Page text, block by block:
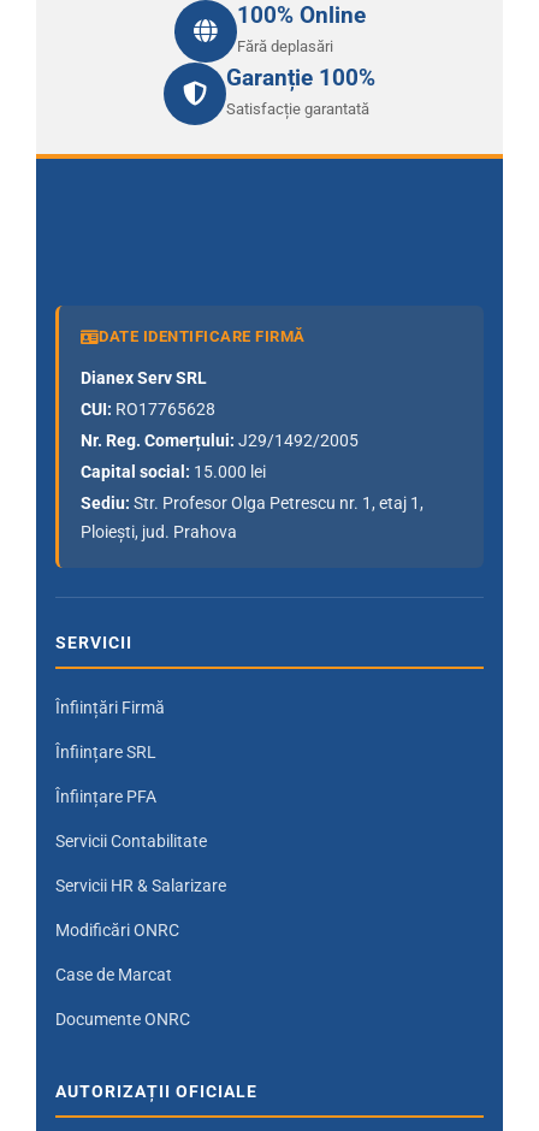
100% Online
Fără deplasări
Garanție 100%
Satisfacție garantată
DATE IDENTIFICARE FIRMĂ
Dianex Serv SRL
CUI: RO17765628
Nr. Reg. Comerțului: J29/1492/2005
Capital social: 15.000 lei
Sediu: Str. Profesor Olga Petrescu nr. 1, etaj 1,
Ploiești, jud. Prahova
SERVICII
Înființări Firmă
Înființare SRL
Înființare PFA
Servicii Contabilitate
Servicii HR & Salarizare
Modificări ONRC
Case de Marcat
Documente ONRC
AUTORIZAȚII OFICIALE